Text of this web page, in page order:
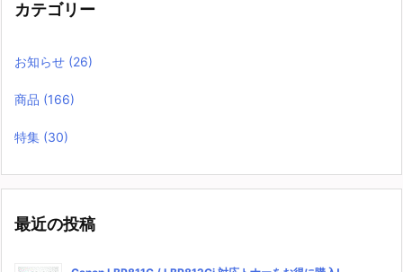
カテゴリー
お知らせ (26)
商品 (166)
特集 (30)
最近の投稿